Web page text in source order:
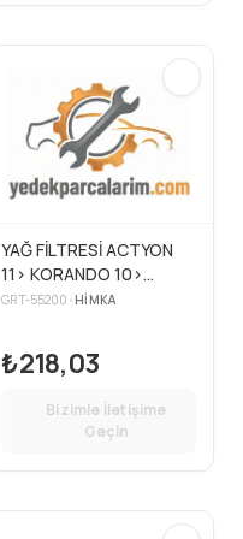
YAĞ FİLTRESİ ACTYON
11> KORANDO 10>
REXTON 12> RODIUS
GRT-55200 • HIMKA
₺218,03
Bizimle İletişime
Geçin